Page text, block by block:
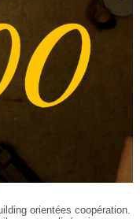
orientées coopération.